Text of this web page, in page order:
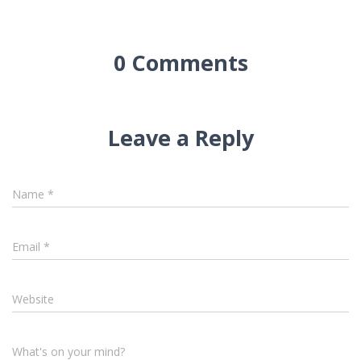
0 Comments
Leave a Reply
Name *
Email *
Website
What's on your mind?